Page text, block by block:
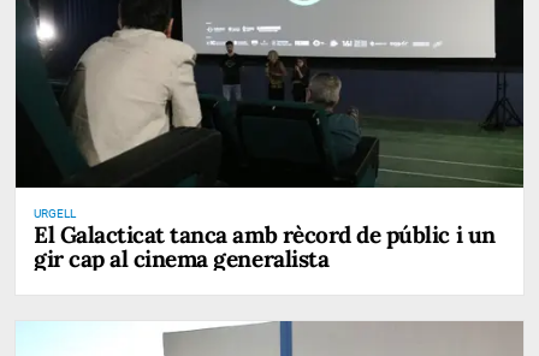
URGELL
El Galacticat tanca amb rècord de públic i un
gir cap al cinema generalista